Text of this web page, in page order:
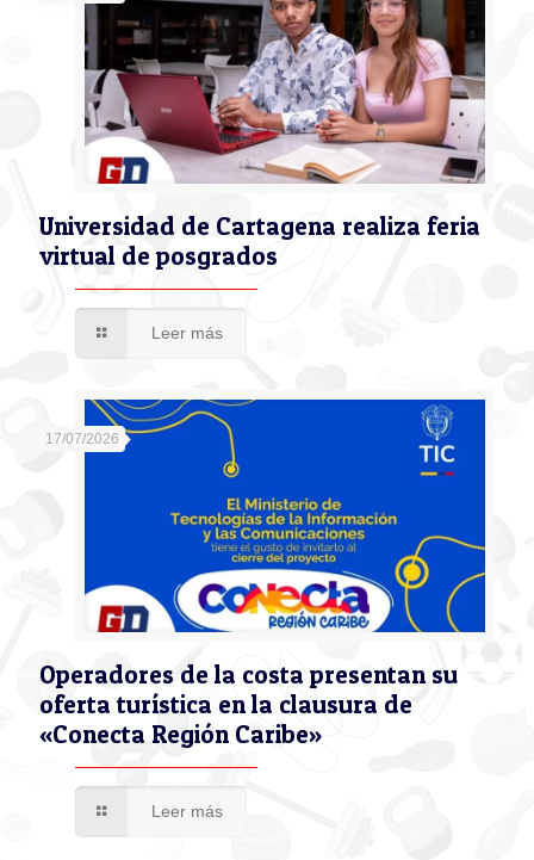
Universidad de Cartagena realiza feria
virtual de posgrados
Leer más
17/07/2026
Operadores de la costa presentan su
oferta turística en la clausura de
«Conecta Región Caribe»
Leer más